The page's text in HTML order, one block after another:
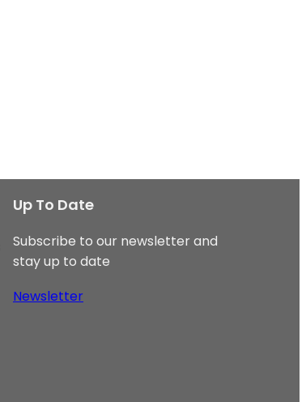
Up To Date
Subscribe to our newsletter and
stay up to date
Newsletter